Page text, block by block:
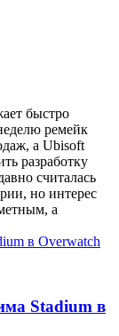
быстро
ремейк
а Ubisoft
разработку
считалась
но интерес
а
Stadium в